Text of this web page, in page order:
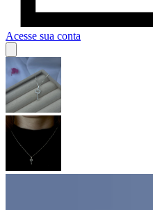
Acesse sua conta